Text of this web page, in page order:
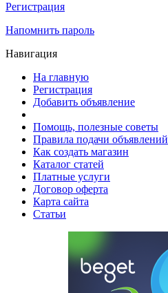
Регистрация
Напомнить пароль
Навигация
На главную
Регистрация
Добавить объявление
Помощь, полезные советы
Правила подачи объявлений
Как создать магазин
Каталог статей
Платные услуги
Договор оферта
Карта сайта
Статьи